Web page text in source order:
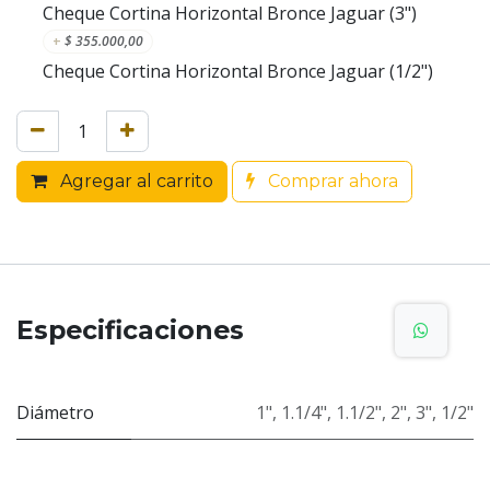
Cheque Cortina Horizontal Bronce Jaguar (3")
+ $355.000,00
Cheque Cortina Horizontal Bronce Jaguar (1/2")
Agregar al carrito Comprar ahora
Especificaciones
Diámetro 1", 1.1/4", 1.1/2", 2", 3", 1/2"